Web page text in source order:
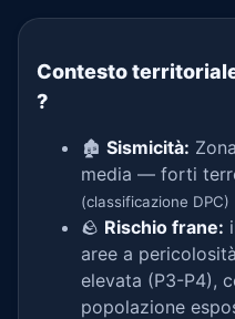
Contesto
?
🏚️ Sismicità:
media — forti
(classificazione DPC)
🪨 Rischio frane:
aree a
elevata (P3-P4),
popolazione